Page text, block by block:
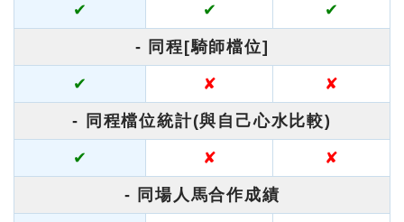
✔ ✔ ✔
- 同程[騎師檔位]
✔ ✘ ✘
- 同程檔位統計(與自己心水比較)
✔ ✘ ✘
- 同場人馬合作成績